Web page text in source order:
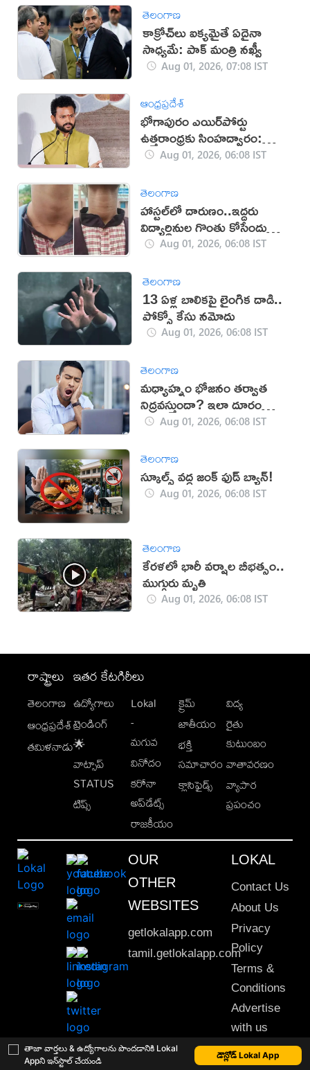
తాజా వార్తలు & ఉద్యోగాలను పొందడానికి Lokal
Appని ఇన్‌స్టాల్ చేయండి
డౌన్లోడ్ Lokal App
తెలంగాణ
కాక్రోచ్‌లు ఐక్యమైతే ఏదైనా
సాధ్యమే: పాక్ మంత్రి నఖ్వీ
Aug 01, 2026, 07:08 IST
ఆంధ్రప్రదేశ్
భోగాపురం ఎయిర్‌పోర్టు
ఉత్తరాంధ్రకు సింహద్వారం:
రామ్మోహన్ నాయుడు
Aug 01, 2026, 06:08 IST
తెలంగాణ
హాస్టల్‌లో దారుణం..ఇద్దరు
విద్యార్థినుల గొంతు కోసేందుకు
తోటి విద్యార్థిని యత్నం
Aug 01, 2026, 06:08 IST
తెలంగాణ
13 ఏళ్ల బాలికపై లైంగిక దాడి..
పోక్సో కేసు నమోదు
Aug 01, 2026, 06:08 IST
తెలంగాణ
మధ్యాహ్నం భోజనం తర్వాత
నిద్రవస్తుందా? ఇలా దూరం
చేసుకోండి
Aug 01, 2026, 06:08 IST
తెలంగాణ
స్కూల్స్ వద్ద జంక్ ఫుడ్ బ్యాన్!
Aug 01, 2026, 06:08 IST
తెలంగాణ
కేరళలో భారీ వర్షాల బీభత్సం..
ముగ్గురు మృతి
Aug 01, 2026, 06:08 IST
రాష్ట్రాలు
తెలంగాణ
ఆంధ్రప్రదేశ్
తమిళనాడు
ఇతర కేటగిరీలు
ఉద్యోగాలు
ట్రెండింగ్
🌟
వాట్సాప్
STATUS
టిప్స్
Lokal
-
మగువ
వినోదం
కరోనా
అప్‌డేట్స్
రాజకీయం
క్రైమ్
జాతీయం
భక్తి
సమాచారం
క్లాసిఫైడ్స్
విద్య
రైతు
కుటుంబం
వాతావరణం
వ్యాపార
ప్రపంచం
OUR
OTHER
WEBSITES
getlokalapp.com
tamil.getlokalapp.com
LOKAL
Contact Us
About Us
Privacy
Policy
Terms &
Conditions
Advertise
with us
Sitemap
This material may not be published, transmitted, rewritten or redistributed. © 2020 Lokal App. All rights reserved.